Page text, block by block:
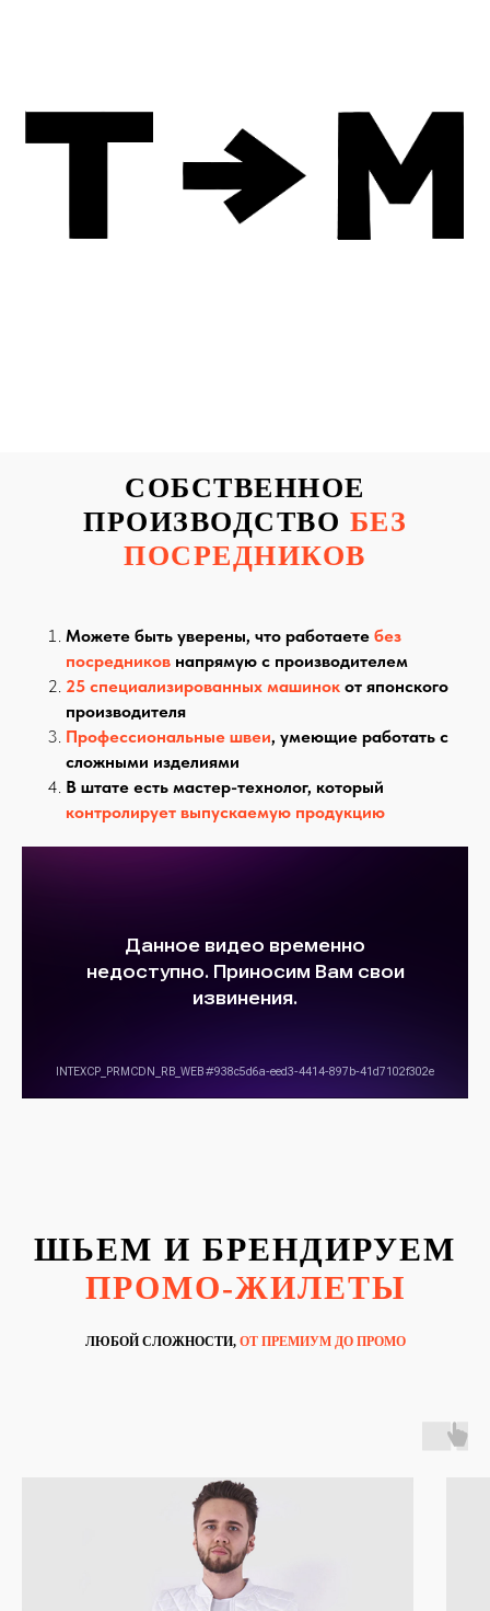
СОБСТВЕННОЕ
ПРОИЗВОДСТВО БЕЗ
ПОСРЕДНИКОВ
Можете быть уверены, что работаете без
посредников напрямую с производителем
25 специализированных машинок от японского
производителя
Профессиональные швеи, умеющие работать с
сложными изделиями
В штате есть мастер-технолог, который
контролирует выпускаемую продукцию
ШЬЕМ И БРЕНДИРУЕМ
ПРОМО-ЖИЛЕТЫ
ЛЮБОЙ СЛОЖНОСТИ, ОТ ПРЕМИУМ ДО ПРОМО